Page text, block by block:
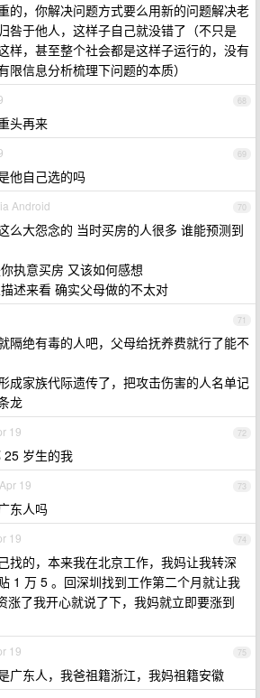
的，你解决问题方式要么用新的问题解决老
咎于他人，这样子自己就没错了（不只是
样，甚至整个社会都是这样子运行的，没有
限信息分析梳理下问题的本质）
68
头再来
69
他自己选的吗
70
Android
么大怨念的 当时买房的人很多 谁能预测到
执意买房 又该如何感想
述来看 确实父母做的不太对
71
隔绝有毒的人吧，父母给抚养费就行了能不
成家族代际遗传了，把攻击伤害的人名单记
龙
72
19
25 岁生的我
73
Apr 19
东人吗
74
19
找的，本来我在北京工作，我妈让我转深
1 万 5 。回深圳找到工作第二个月就让我
涨了我开心就说了下，我妈就立即要涨到
75
19
广东人，我爸祖籍浙江，我妈祖籍安徽